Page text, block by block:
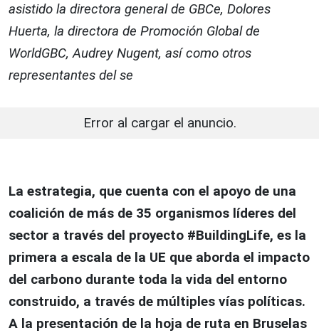
asistido la directora general de GBCe, Dolores
Huerta, la directora de Promoción Global de
WorldGBC, Audrey Nugent, así como otros
representantes del se
Error al cargar el anuncio.
La estrategia, que cuenta con el apoyo de una
coalición de más de 35 organismos líderes del
sector a través del proyecto #BuildingLife, es la
primera a escala de la UE que aborda el impacto
del carbono durante toda la vida del entorno
construido, a través de múltiples vías políticas.
A la presentación de la hoja de ruta en Bruselas